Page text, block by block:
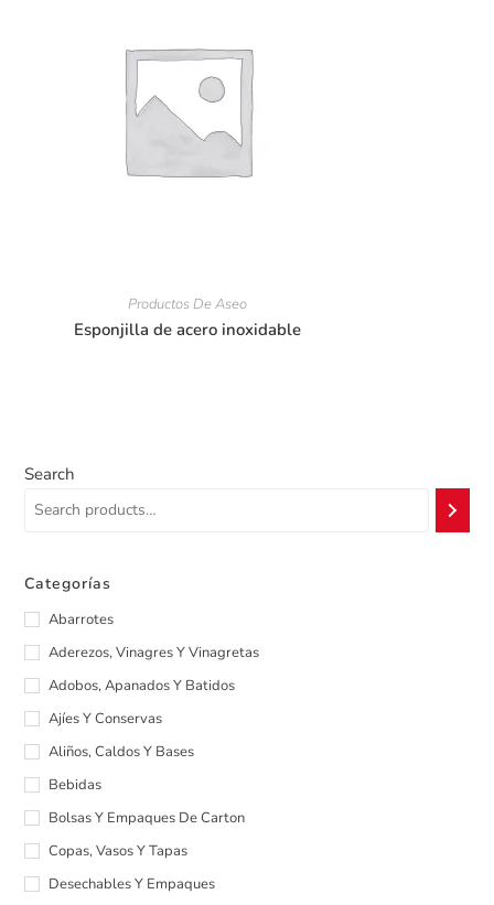
Productos De Aseo
Esponjilla de acero inoxidable
Search
Categorías
Abarrotes
Aderezos, Vinagres Y Vinagretas
Adobos, Apanados Y Batidos
Ajíes Y Conservas
Aliños, Caldos Y Bases
Bebidas
Bolsas Y Empaques De Carton
Copas, Vasos Y Tapas
Desechables Y Empaques